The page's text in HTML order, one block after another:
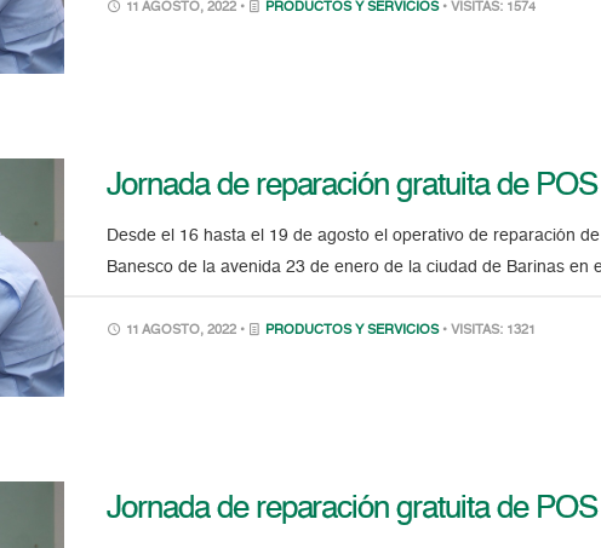
11 AGOSTO, 2022 • PRODUCTOS Y SERVICIOS • VISITAS: 1574
Jornada de reparación gratuita de
Desde el 16 hasta el 19 de agosto el operativo de reparación
Banesco de la avenida 23 de enero de la ciudad de Barinas en
11 AGOSTO, 2022 • PRODUCTOS Y SERVICIOS • VISITAS: 1321
Jornada de reparación gratuita de